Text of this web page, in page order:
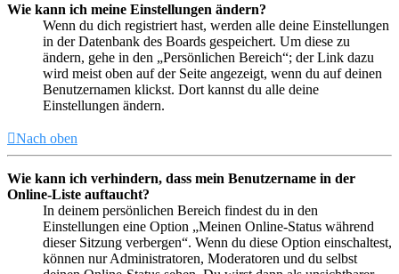
Wie kann ich meine Einstellungen ändern?
Wenn du dich registriert hast, werden alle deine Einstellungen
in der Datenbank des Boards gespeichert. Um diese zu
ändern, gehe in den „Persönlichen Bereich“; der Link dazu
wird meist oben auf der Seite angezeigt, wenn du auf deinen
Benutzernamen klickst. Dort kannst du alle deine
Einstellungen ändern.
Nach oben
Wie kann ich verhindern, dass mein Benutzername in der
Online-Liste auftaucht?
In deinem persönlichen Bereich findest du in den
Einstellungen eine Option „Meinen Online-Status während
dieser Sitzung verbergen“. Wenn du diese Option einschaltest,
können nur Administratoren, Moderatoren und du selbst